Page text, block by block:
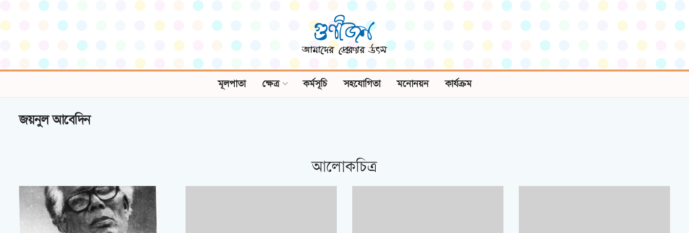
মূলপাতা ক্ষেত্র কর্মসূচি সহযোগিতা মনোনয়ন কার্যক্রম
জয়নুল আবেদিন
আলোকচিত্র